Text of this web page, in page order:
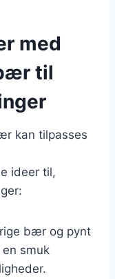
med
til
kan tilpasses
ideer til,
bær og pynt
smuk